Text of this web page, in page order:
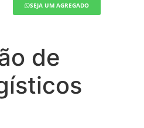
SEJA UM AGREGADO
de